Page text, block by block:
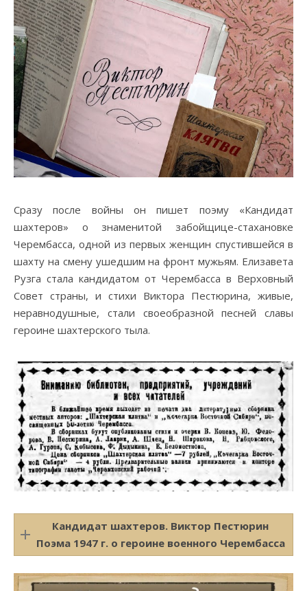
Сразу после войны он пишет поэму «Кандидат
шахтеров» о знаменитой забойщице-стахановке
Черембасса, одной из первых женщин спустившейся в
шахту на смену ушедшим на фронт мужьям. Елизавета
Рузга стала кандидатом от Черембасса в Верховный
Совет страны, и стихи Виктора Пестюрина, живые,
неравнодушные, стали своеобразной песней славы
героине шахтерского тыла.
Кандидат шахтеров. Виктор Пестюрин
Поэма 1947 г. о героине военного Черембасса